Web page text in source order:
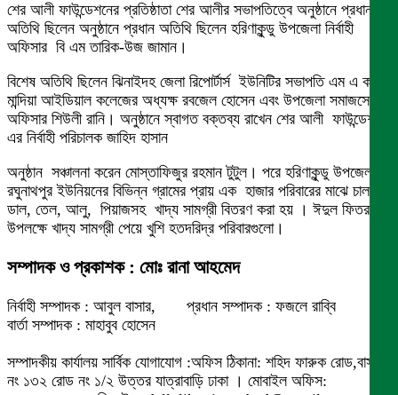
শের আলী ফাউন্ডেশনের প্রতিষ্ঠাতা শের আলীর সভাপতিত্বে অনুষ্ঠানে প্রধান
অতিথি ছিলেন অনুষ্ঠানে প্রধান অতিথি ছিলেন হরিণাকুন্ডু উপজেলা নির্বাহী
অফিসার বি এম তারিক-উজ জামান।
বিশেষ অতিথি ছিলেন ঝিনাইদহ জেলা রিপোর্টার্স ইউনিটির সভাপতি এম এ কবীর,
মান্দিয়া আইডিয়াল কলেজের অধ্যক্ষ রবজেল হোসেন এবং উপজেলা সমাজসেবা
অফিসার শিউলী রানি। অনুষ্ঠানে স্বাগত বক্তব্য রাখেন শের আলী ফাউন্ডেশন
এর নির্বাহী পরিচালক জাহিদ হাসান
অনুষ্ঠান সঞ্চালনা করেন মোস্তাফিজুর রহমান টুটুল। পরে হরিণাকুন্ডু উপজেলার
রঘুনাথপুর ইউনিয়নের বিভিন্ন গ্রামের প্রায় এক হাজার পরিবারের মাঝে চাল,
ডাল, তেল, আলু, পিয়াজসহ খাদ্য সামগ্রী বিতরণ করা হয় । ঈদুল ফিতর
উপলক্ষে খাদ্য সামগ্রী পেয়ে খুশি হতদরিদ্র পরিবারগুলো।
সম্পাদক ও প্রকাশক : মোঃ রানা আহমেদ
নির্বাহী সম্পাদক : আবুল বাসার, প্রধান সম্পাদক : ফজলে রাব্বি
বার্তা সম্পাদক : মাহাবুব হোসেন
সম্পাদকীয় কার্যালয় সার্বিক যোগাযোগ :অফিস ঠিকানা: শহিদ ফারুক রোড,বাসা
নং ১৩২ রোড নং ১/২ উত্তর যাত্রাবাড়ি ঢাকা । মোবাইল অফিস: